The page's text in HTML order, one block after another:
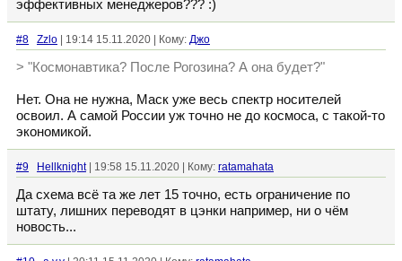
эффективных менеджеров??? :)
#8 Zzlo | 19:14 15.11.2020 | Кому: Джо
> "Космонавтика? После Рогозина? А она будет?"
Нет. Она не нужна, Маск уже весь спектр носителей
освоил. А самой России уж точно не до космоса, с такой-то
экономикой.
#9 Hellknight| 19:58 15.11.2020 | Кому: ratamahata
Да схема всё та же лет 15 точно, есть ограничение по
штату, лишних переводят в цэнки например, ни о чём
новость...